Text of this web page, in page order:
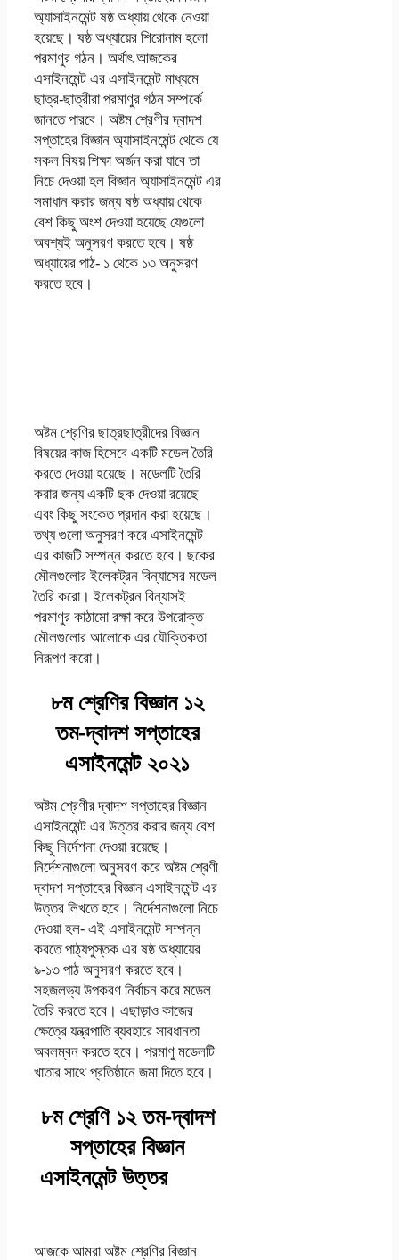
অ্যাসাইনমেন্ট ষষ্ঠ অধ্যায় থেকে নেওয়া
হয়েছে। ষষ্ঠ অধ্যায়ের শিরোনাম হলো
পরমাণুর গঠন। অর্থাৎ আজকের
এসাইনমেন্ট এর এসাইনমেন্ট মাধ্যমে
ছাত্র-ছাত্রীরা পরমাণুর গঠন সম্পর্কে
জানতে পারবে। অষ্টম শ্রেণীর দ্বাদশ
সপ্তাহের বিজ্ঞান অ্যাসাইনমেন্ট থেকে যে
সকল বিষয় শিক্ষা অর্জন করা যাবে তা
নিচে দেওয়া হল বিজ্ঞান অ্যাসাইনমেন্ট এর
সমাধান করার জন্য ষষ্ঠ অধ্যায় থেকে
বেশ কিছু অংশ দেওয়া হয়েছে যেগুলো
অবশ্যই অনুসরণ করতে হবে। ষষ্ঠ
অধ্যায়ের পাঠ- ১ থেকে ১৩ অনুসরণ
করতে হবে।
অষ্টম শ্রেণির ছাত্রছাত্রীদের বিজ্ঞান
বিষয়ের কাজ হিসেবে একটি মডেল তৈরি
করতে দেওয়া হয়েছে। মডেলটি তৈরি
করার জন্য একটি ছক দেওয়া রয়েছে
এবং কিছু সংকেত প্রদান করা হয়েছে।
তথ্য গুলো অনুসরণ করে এসাইনমেন্ট
এর কাজটি সম্পন্ন করতে হবে। ছকের
মৌলগুলোর ইলেকট্রন বিন্যাসের মডেল
তৈরি করো। ইলেকট্রন বিন্যাসই
পরমাণুর কাঠামো রক্ষা করে উপরোক্ত
মৌলগুলোর আলোকে এর যৌক্তিকতা
নিরূপণ করো।
৮ম শ্রেণির বিজ্ঞান ১২
তম-দ্বাদশ সপ্তাহের
এসাইনমেন্ট ২০২১
অষ্টম শ্রেণীর দ্বাদশ সপ্তাহের বিজ্ঞান
এসাইনমেন্ট এর উত্তর করার জন্য বেশ
কিছু নির্দেশনা দেওয়া রয়েছে।
নির্দেশনাগুলো অনুসরণ করে অষ্টম শ্রেণী
দ্বাদশ সপ্তাহের বিজ্ঞান এসাইনমেন্ট এর
উত্তর লিখতে হবে। নির্দেশনাগুলো নিচে
দেওয়া হল- এই এসাইনমেন্ট সম্পন্ন
করতে পাঠ্যপুস্তক এর ষষ্ঠ অধ্যায়ের
৯-১৩ পাঠ অনুসরণ করতে হবে।
সহজলভ্য উপকরণ নির্বাচন করে মডেল
তৈরি করতে হবে। এছাড়াও কাজের
ক্ষেত্রে যন্ত্রপাতি ব্যবহারে সাবধানতা
অবলম্বন করতে হবে। পরমাণু মডেলটি
খাতার সাথে প্রতিষ্ঠানে জমা দিতে হবে।
৮ম শ্রেণি ১২ তম-দ্বাদশ
সপ্তাহের বিজ্ঞান
এসাইনমেন্ট উত্তর
আজকে আমরা অষ্টম শ্রেণির বিজ্ঞান